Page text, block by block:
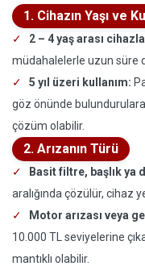
1. Cihazın Yaşı ve
2 – 4 yaş arası
müdahalelerle uzun süre
5 yıl üzeri kullanım:
göz önünde
çözüm olabilir.
2. Arızanın Türü
Basit filtre, başlık ya
aralığında çözülür, cihaz
Motor arızası veya
10.000 TL seviyelerine
mantıklı olabilir.